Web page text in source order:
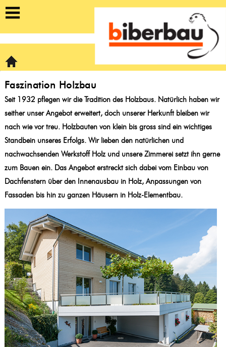
https://biberbau-fenster.ch/dienstleistungen/holzbau
Faszination Holzbau
Seit 1932 pflegen wir die Tradition des Holzbaus. Natürlich haben wir
seither unser Angebot erweitert, doch unserer Herkunft bleiben wir
nach wie vor treu. Holzbauten von klein bis gross sind ein wichtiges
Standbein unseres Erfolgs. Wir lieben den natürlichen und
nachwachsenden Werkstoff Holz und unsere Zimmerei setzt ihn gerne
zum Bauen ein. Das Angebot erstreckt sich dabei vom Einbau von
Dachfenstern über den Innenausbau in Holz, Anpassungen von
Fassaden bis hin zu ganzen Häusern in Holz-Elementbau.